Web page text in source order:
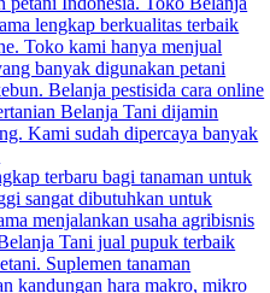
lengkap berkualitas terbaik
Toko kami hanya menjual
banyak digunakan petani
Belanja pestisida cara online
Belanja Tani dijamin
Kami sudah dipercaya banyak
terbaru bagi tanaman untuk
sangat dibutuhkan untuk
menjalankan usaha agribisnis
Tani jual pupuk terbaik
Suplemen tanaman
kandungan hara makro, mikro